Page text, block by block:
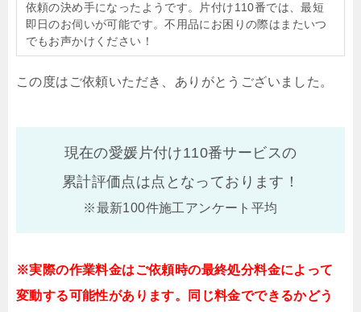
依頼の決め手になったようです。片付け110番では、最短
即日のお伺いが可能です。不用品にお困りの際はまたいつ
でもお声かけください！
この度はご依頼いただき、ありがとうございました。
現在の愛媛片付け110番サービスの
累計評価点は点となっております！
※最新100件施工アンケート平均
※実際の作業料金はご依頼時の最終処分料金によって
変動する可能性があります。同じ料金でできるかどう